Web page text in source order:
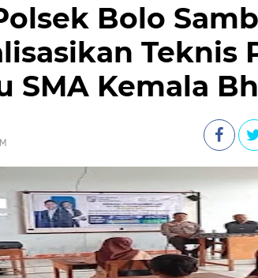
Bolo
Teknis
SMA Kemala